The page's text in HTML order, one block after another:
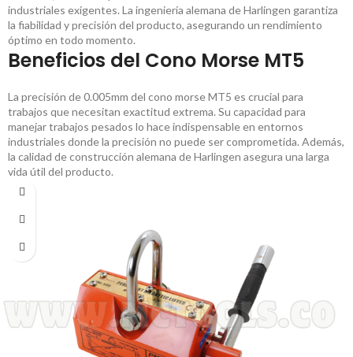
industriales exigentes. La ingeniería alemana de Harlingen garantiza
la fiabilidad y precisión del producto, asegurando un rendimiento
óptimo en todo momento.
Beneficios del Cono Morse MT5
La precisión de 0.005mm del cono morse MT5 es crucial para
trabajos que necesitan exactitud extrema. Su capacidad para
manejar trabajos pesados lo hace indispensable en entornos
industriales donde la precisión no puede ser comprometida. Además,
la calidad de construcción alemana de Harlingen asegura una larga
vida útil del producto.